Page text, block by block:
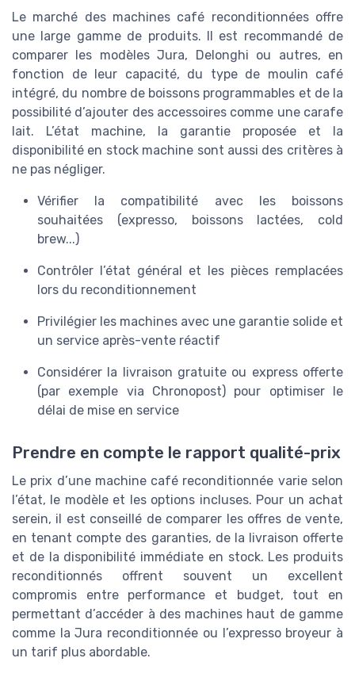
Le marché des machines café reconditionnées offre
une large gamme de produits. Il est recommandé de
comparer les modèles Jura, Delonghi ou autres, en
fonction de leur capacité, du type de moulin café
intégré, du nombre de boissons programmables et de la
possibilité d’ajouter des accessoires comme une carafe
lait. L’état machine, la garantie proposée et la
disponibilité en stock machine sont aussi des critères à
ne pas négliger.
Vérifier la compatibilité avec les boissons
souhaitées (expresso, boissons lactées, cold
brew...)
Contrôler l’état général et les pièces remplacées
lors du reconditionnement
Privilégier les machines avec une garantie solide et
un service après-vente réactif
Considérer la livraison gratuite ou express offerte
(par exemple via Chronopost) pour optimiser le
délai de mise en service
Prendre en compte le rapport qualité-prix
Le prix d’une machine café reconditionnée varie selon
l’état, le modèle et les options incluses. Pour un achat
serein, il est conseillé de comparer les offres de vente,
en tenant compte des garanties, de la livraison offerte
et de la disponibilité immédiate en stock. Les produits
reconditionnés offrent souvent un excellent
compromis entre performance et budget, tout en
permettant d’accéder à des machines haut de gamme
comme la Jura reconditionnée ou l’expresso broyeur à
un tarif plus abordable.